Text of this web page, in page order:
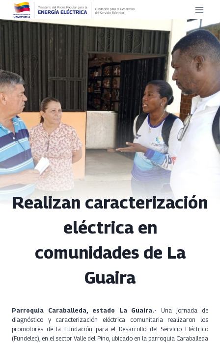
Saltar
contenido
Realizan caracterización
eléctrica en
comunidades de La
Guaira
Parroquia Caraballeda, estado La Guaira.- Una jornada de
diagnóstico y caracterización eléctrica comunitaria realizaron los
promotores de la Fundación para el Desarrollo del Servicio Eléctrico
(Fundelec), en el sector Valle del Pino, ubicado en la parroquia Caraballeda